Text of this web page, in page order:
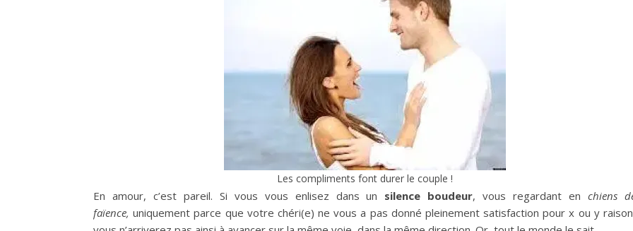
Les compliments font durer le couple !
En amour, c’est pareil. Si vous vous enlisez dans un silence boudeur, vous regardant enchiens
faïence,uniquement parce que votre chéri(e) ne vous a pas donné pleinement satisfaction pour x ou y